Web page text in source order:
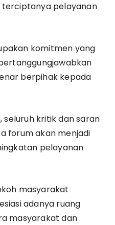
pelayanan
komitmen yang
berpihak kepada
seluruh kritik dan saran
forum akan menjadi
pelayanan
masyarakat
adanya ruang
masyarakat dan